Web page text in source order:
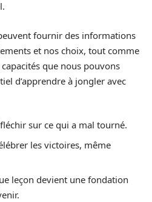
fournir des informations
et nos choix, tout comme
que nous pouvons
d’apprendre à jongler avec
sur ce qui a mal tourné.
les victoires, même
leçon devient une fondation